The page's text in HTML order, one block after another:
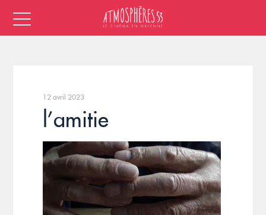
12 avril 2023
l’amitie